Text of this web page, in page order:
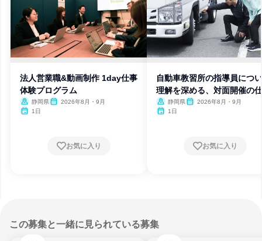
法人営業職&動画制作 1day仕事
体験プログラム
静岡県
2026年8月・9月
1日
お気に入り
自動車教習所の指導員につ
理解を深める、対面開催の
体験静岡県
2026年8月・9月
1日
お気に入り
この募集と一緒に見られている募集